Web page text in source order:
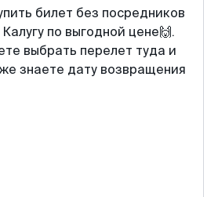
билет без посредников
по выгодной цене🙌.
выбрать перелет туда и
знаете дату возвращения